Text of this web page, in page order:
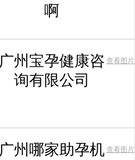
啊
广州宝孕健康咨
询有限公司
查看图片
广州哪家助孕机 查看图片